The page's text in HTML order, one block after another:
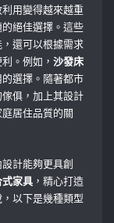
用變得越來越重
絕佳選擇。這些
還可以根據需求
。例如，沙發床
的選擇。隨著都市
俱，加上其設計
居住品質的關
計能夠更具創
家具 ，精心打造
以下是幾種類型